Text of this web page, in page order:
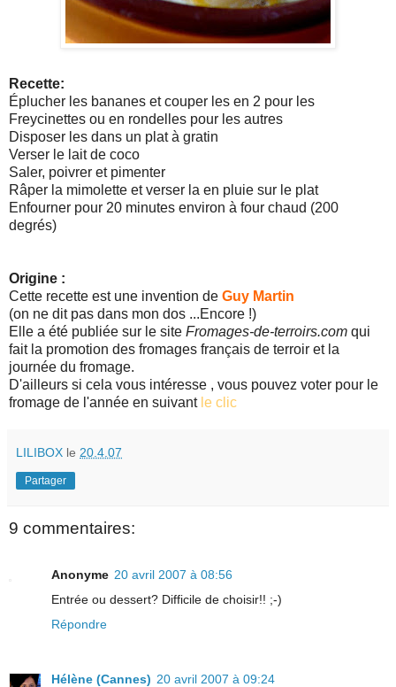
Recette:
Éplucher les bananes et couper les en 2 pour les
Freycinettes ou en rondelles pour les autres
Disposer les dans un plat à gratin
Verser le lait de coco
Saler, poivrer et pimenter
Râper la mimolette et verser la en pluie sur le plat
Enfourner pour 20 minutes environ à four chaud (200
degrés)
Origine :
Cette recette est une invention de Guy Martin
(on ne dit pas dans mon dos ...Encore !)
Elle a été publiée sur le site Fromages-de-terroirs.com qui
fait la promotion des fromages français de terroir et la
journée du fromage.
D'ailleurs si cela vous intéresse , vous pouvez voter pour le
fromage de l'année en suivant le clic
LILIBOX le 20.4.07
Partager
9 commentaires:
Anonyme 20 avril 2007 à 08:56
Entrée ou dessert? Difficile de choisir!! ;-)
Répondre
Hélène (Cannes) 20 avril 2007 à 09:24